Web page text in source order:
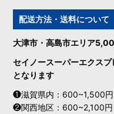
配送方法・送料について
大津市・高島市エリア
セイノースーパーエクス
となります
❶滋賀県内：600~1,500円
❷関西地区：600~2,100円